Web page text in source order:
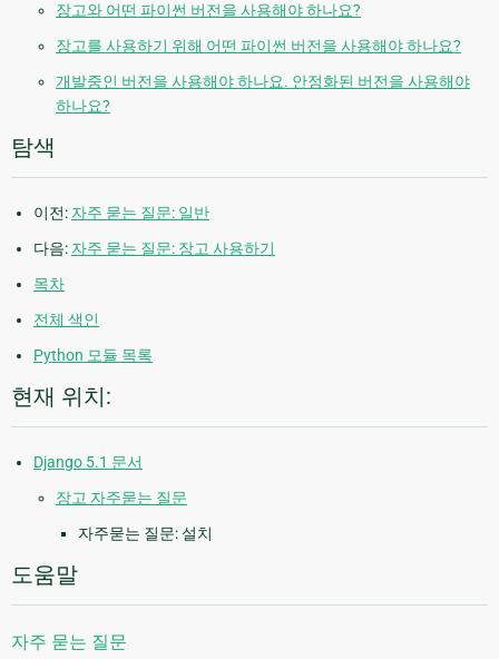
장고와 어떤 파이썬 버전을 사용해야 하나요?
장고를 사용하기 위해 어떤 파이썬 버전을 사용해야 하나요?
개발중인 버전을 사용해야 하나요. 안정화된 버전을 사용해야
하나요?
탐색
이전: 자주 묻는 질문: 일반
다음: 자주 묻는 질문: 장고 사용하기
목차
전체 색인
Python 모듈 목록
현재 위치:
Django 5.1 문서
장고 자주묻는 질문
자주묻는 질문: 설치
도움말
자주 묻는 질문